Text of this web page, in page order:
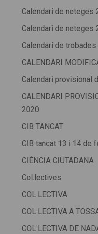
Calendari de neteges
Calendari de neteges
Calendari de trobades
CALENDARI
Calendari provisional
CALENDARI
2020
CIB TANCAT
CIB tancat 13 i 14 de
CIÈNCIA CIUTADANA
Col.lectives
COL·LECTIVA
COL·LECTIVA A
COL·LECTIVA DE